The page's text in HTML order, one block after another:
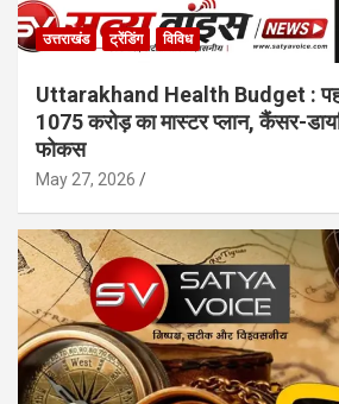
उत्तराखंड ट्रेंडिंग विविध
Uttarakhand Health Budget :
1075 करोड़ का मास्टर प्लान, कैंसर-
फोकस
May 27, 2026